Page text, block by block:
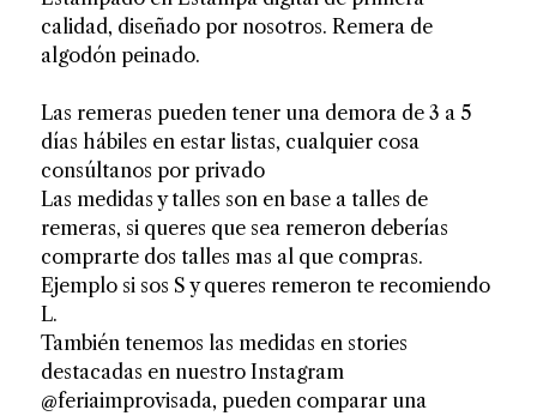
calidad, diseñado por nosotros. Remera de
algodón peinado.
Las remeras pueden tener una demora de 3 a 5
días hábiles en estar listas, cualquier cosa
consúltanos por privado
Las medidas y talles son en base a talles de
remeras, si queres que sea remeron deberías
comprarte dos talles mas al que compras.
Ejemplo si sos S y queres remeron te recomiendo
L.
También tenemos las medidas en stories
destacadas en nuestro Instagram
@feriaimprovisada, pueden comparar una